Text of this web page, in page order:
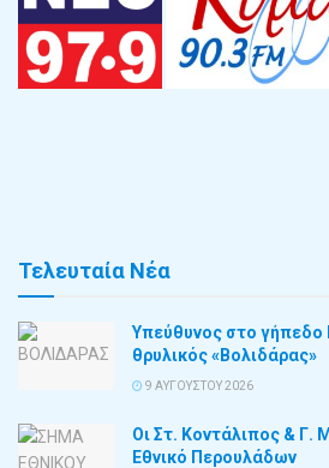
Τελευταία Νέα
Υπεύθυνος στο γήπεδο
θρυλικός «Βολιδάρας»
9 ΑΥΓΟΎΣΤΟΥ 2026
Οι Στ. Κοντάλιπος & Γ.
Εθνικό Περουλάδων